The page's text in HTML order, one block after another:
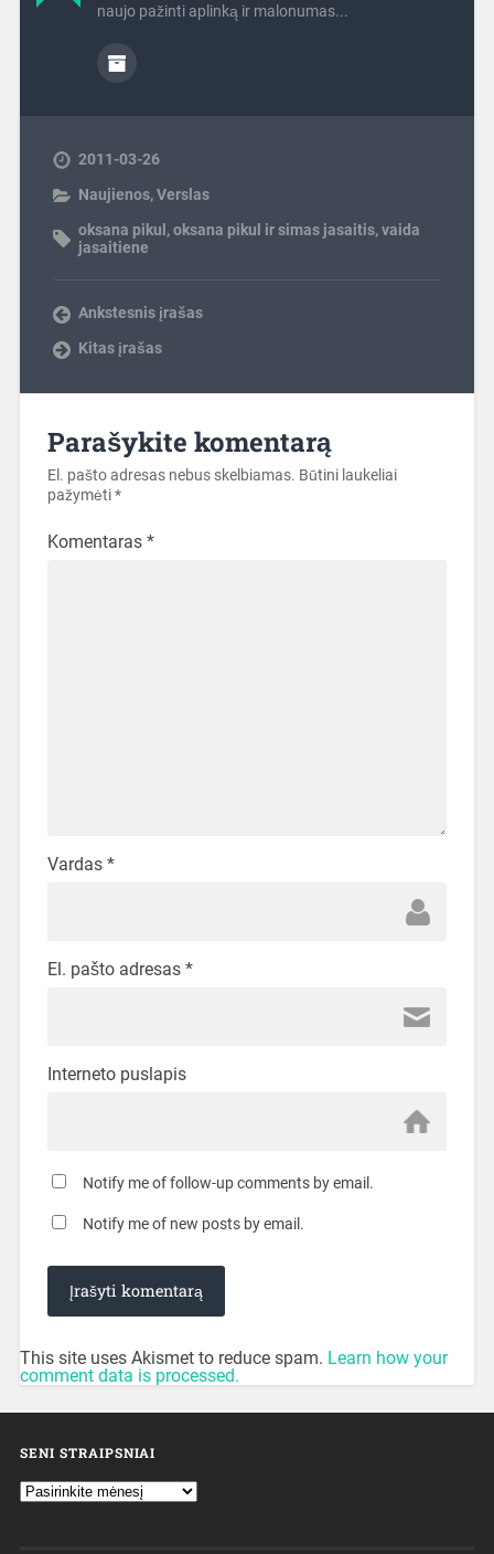
naujo pažinti aplinką ir malonumas...
2011-03-26
Naujienos,Verslas
oksana pikul,oksana pikul ir simas jasaitis,vaida
jasaitiene
Ankstesnis įrašas
Kitas įrašas
Parašykite komentarą
El. pašto adresas nebus skelbiamas. Būtini laukeliai
pažymėti*
Komentaras *
Vardas *
El. pašto adresas *
Interneto puslapis
Notify me of follow-up comments by email.
Notify me of new posts by email.
This site uses Akismet to reduce spam. Learn how your
comment data is processed.
SENI STRAIPSNIAI